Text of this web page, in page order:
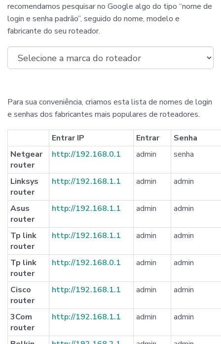
recomendamos pesquisar no Google algo do tipo “nome de
login e senha padrão”, seguido do nome, modelo e
fabricante do seu roteador.
Para sua conveniência, criamos esta lista de nomes de login
e senhas dos fabricantes mais populares de roteadores.
Entrar IP Entrar
Senha
Netgear
router
http://192.168.0.1 admin senha
Linksys
router
http://192.168.1.1 admin admin
Asus
router
http://192.168.1.1 admin admin
Tp link
router
http://192.168.1.1 admin admin
Tp link
router
http://192.168.0.1 admin admin
Cisco
router
http://192.168.1.1 admin admin
3Com
router
http://192.168.1.1 admin admin